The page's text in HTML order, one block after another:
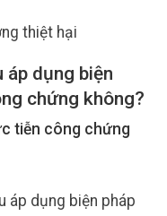
thiệt hại
dụng biện
chứng không?
tiễn công chứng
áp dụng biện pháp